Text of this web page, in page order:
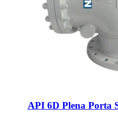
API 6D Plena Porta